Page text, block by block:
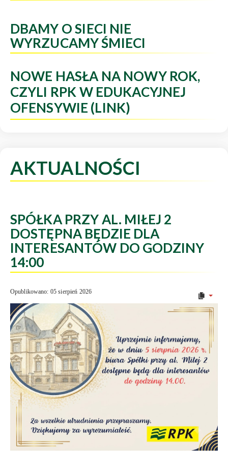
DBAMY O SIECI NIE
WYRZUCAMY ŚMIECI
NOWE HASŁA NA NOWY ROK,
CZYLI RPK W EDUKACYJNEJ
OFENSYWIE (LINK)
AKTUALNOŚCI
SPÓŁKA PRZY AL. MIŁEJ 2
DOSTĘPNA BĘDZIE DLA
INTERESANTÓW DO GODZINY
14:00
Opublikowano: 05 sierpień 2026